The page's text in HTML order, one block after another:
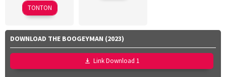
2026
Lubis,
Hollynov
Mutia
Effendi,
Nurul
Ravika
TONTON
DOWNLOAD THE BOOGEYMAN (2023)
Link Download 1